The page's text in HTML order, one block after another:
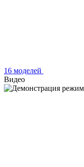
16 моделей
Видео